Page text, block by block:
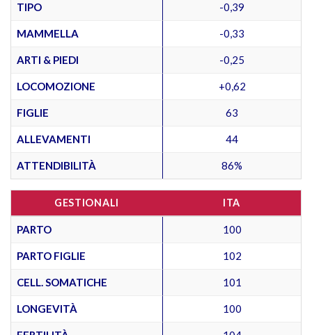
TIPO -0,39
MAMMELLA -0,33
ARTI & PIEDI -0,25
LOCOMOZIONE +0,62
FIGLIE 63
ALLEVAMENTI 44
ATTENDIBILITÀ 86%
GESTIONALI ITA
PARTO 100
PARTO FIGLIE 102
CELL. SOMATICHE 101
LONGEVITÀ 100